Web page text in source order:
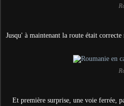
Jusqu' à maintenant la route était correcte
Et première surprise, une voie ferrée,